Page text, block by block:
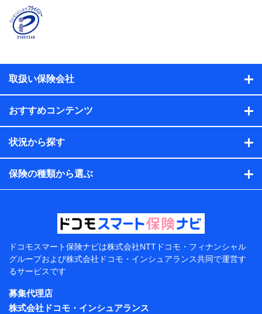
名、住所、生年月日、性別、保険契約者と被保険者の関
係、保険加入の目的、保険商品の内容、保険料、保険料
のお支払方法、車のメーカーや走行距離などの情報、建
ル内容や送信履歴の情報及び保険の更改案内等を提供し
保険契約情報
当社または株式会社NTTドコモ・フィナンシャルグルー
プが取得し、又は保有する保険契約に関する情報。例と
して、保険契約者及び被保険者の氏名、住所、生年月
日、性別、保険契約者と被保険者の関係、保険加入の目
的、保険商品の内容、保険料、保険料のお支払方法、車
のメーカーや走行距離などの情報、建物の構造や築年数
などの情報、ペットの種類や年齢などの情報などが含ま
提供当事者から受領当事者が個人データを取得する方法
電子的・電磁的方法等
【共同して利用する者の範囲】
当社
株式会社NTTドコモ・フィナンシャルグループ
【利用目的】
取扱い保険会社
おすすめコンテンツ
状況から探す
保険の種類から選ぶ
ドコモスマート保険ナビは株式会社NTTドコモ・フィナンシャル
グループおよび株式会社ドコモ・インシュアランス共同で運営す
るサービスです
募集代理店
株式会社ドコモ・インシュアランス